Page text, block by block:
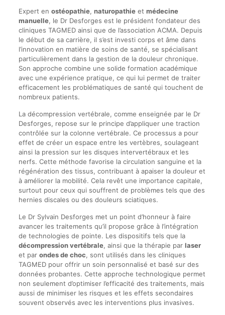
Expert en ostéopathie, naturopathieet médecine
manuelle, le Dr Desforges est le président fondateur des
cliniques TAGMED ainsi que de l’association ACMA. Depuis
le début de sa carrière, il s’est investi corps et âme dans
l’innovation en matière de soins de santé, se spécialisant
particulièrement dans la gestion de la douleur chronique.
Son approche combine une solide formation académique
avec une expérience pratique, ce qui lui permet de traiter
efficacement les problématiques de santé qui touchent de
nombreux patients.
La décompression vertébrale, comme enseignée par le Dr
Desforges, repose sur le principe d’appliquer une traction
contrôlée sur la colonne vertébrale. Ce processus a pour
effet de créer un espace entre les vertèbres, soulageant
ainsi la pression sur les disques intervertébraux et les
nerfs. Cette méthode favorise la circulation sanguine et la
régénération des tissus, contribuant à apaiser la douleur et
à améliorer la mobilité. Cela revêt une importance capitale,
surtout pour ceux qui souffrent de problèmes tels que des
hernies discales ou des douleurs sciatiques.
Le Dr Sylvain Desforges met un point d’honneur à faire
avancer les traitements qu’il propose grâce à l’intégration
de technologies de pointe. Les dispositifs tels que la
décompression vertébrale, ainsi que la thérapie par laser
et par ondes de choc, sont utilisés dans les cliniques
TAGMED pour offrir un soin personnalisé et basé sur des
données probantes. Cette approche technologique permet
non seulement d’optimiser l’efficacité des traitements, mais
aussi de minimiser les risques et les effets secondaires
souvent observés avec les interventions plus invasives.